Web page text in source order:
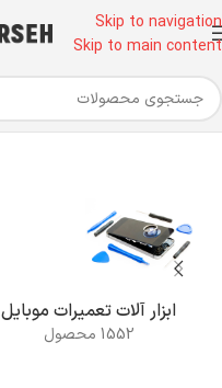
Skip to navigation
Skip to main content
خانه محصولات برچسب خورده “TS1200”
ابزار آلات تعمیرات موبایل
1552 محصول